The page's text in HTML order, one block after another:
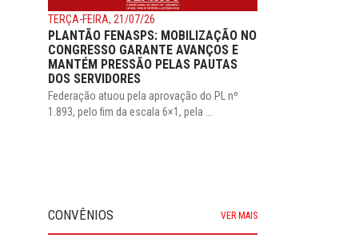
TERÇA-FEIRA, 21/07/26
PLANTÃO FENASPS: MOBILIZAÇÃO NO
CONGRESSO GARANTE AVANÇOS E
MANTÉM PRESSÃO PELAS PAUTAS
DOS SERVIDORES
Federação atuou pela aprovação do PL nº
1.893, pelo fim da escala 6×1, pela ...
CONVÊNIOS VER MAIS